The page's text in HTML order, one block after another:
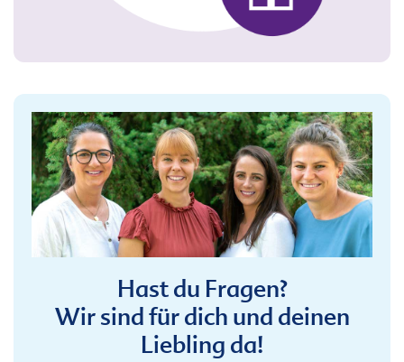
Hast du Fragen?
Wir sind für dich und deinen
Liebling da!